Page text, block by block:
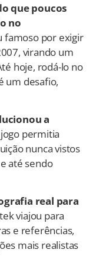
que poucos
no
famoso por exigir
virando um
hoje, rodá-lo no
um desafio,
a
permitia
nunca vistos
até sendo
real para
viajou para
e referências,
mais realistas